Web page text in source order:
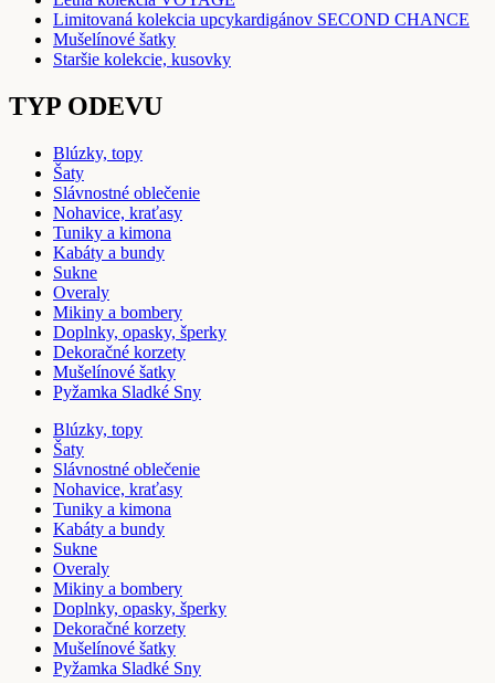
Limitovaná kolekcia upcykardigánov SECOND CHANCE
Mušelínové šatky
Staršie kolekcie, kusovky
TYP ODEVU
Blúzky, topy
Šaty
Slávnostné oblečenie
Nohavice, kraťasy
Tuniky a kimona
Kabáty a bundy
Sukne
Overaly
Mikiny a bombery
Doplnky, opasky, šperky
Dekoračné korzety
Mušelínové šatky
Pyžamka Sladké Sny
Blúzky, topy
Šaty
Slávnostné oblečenie
Nohavice, kraťasy
Tuniky a kimona
Kabáty a bundy
Sukne
Overaly
Mikiny a bombery
Doplnky, opasky, šperky
Dekoračné korzety
Mušelínové šatky
Pyžamka Sladké Sny